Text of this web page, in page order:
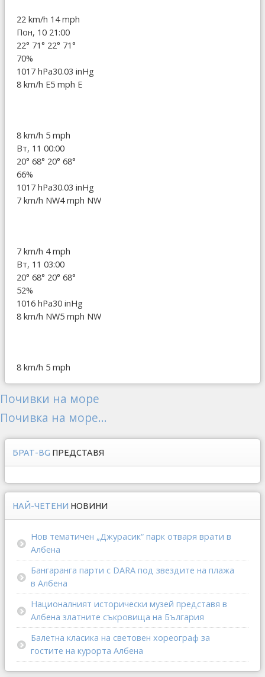
22 km/h 14 mph
Пон, 10 21:00
22° 71° 22° 71°
70%
1017 hPa30.03 inHg
8 km/h E5 mph E
8 km/h 5 mph
Вт, 11 00:00
20° 68° 20° 68°
66%
1017 hPa30.03 inHg
7 km/h NW4 mph NW
7 km/h 4 mph
Вт, 11 03:00
20° 68° 20° 68°
52%
1016 hPa30 inHg
8 km/h NW5 mph NW
8 km/h 5 mph
Почивки на море
Почивка на море...
БРАТ-BG ПРЕДСТАВЯ
НАЙ-ЧЕТЕНИ НОВИНИ
Нов тематичен „Джурасик“ парк отваря врати в
Албена
Бангаранга парти с DARA под звездите на плажа
в Албена
Националният исторически музей представя в
Албена златните съкровища на България
Балетна класика на световен хореограф за
гостите на курорта Албена